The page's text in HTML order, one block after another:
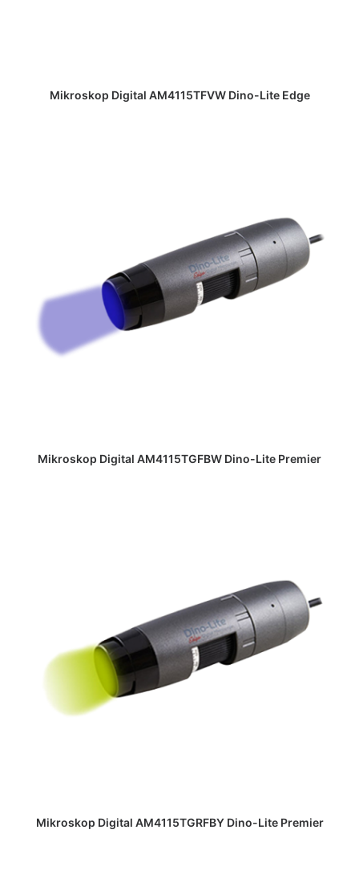
DAPATKAN PENAWARAN HARGA
Mikroskop Digital AM4115TFVW Dino-Lite Edge
DAPATKAN PENAWARAN HARGA
Mikroskop Digital AM4115TGFBW Dino-Lite Premier
DAPATKAN PENAWARAN HARGA
Mikroskop Digital AM4115TGRFBY Dino-Lite Premier